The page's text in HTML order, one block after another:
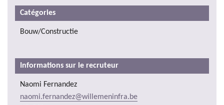
Catégories
Bouw/Constructie
Informations sur le recruteur
Naomi Fernandez
naomi.fernandez@willemeninfra.be